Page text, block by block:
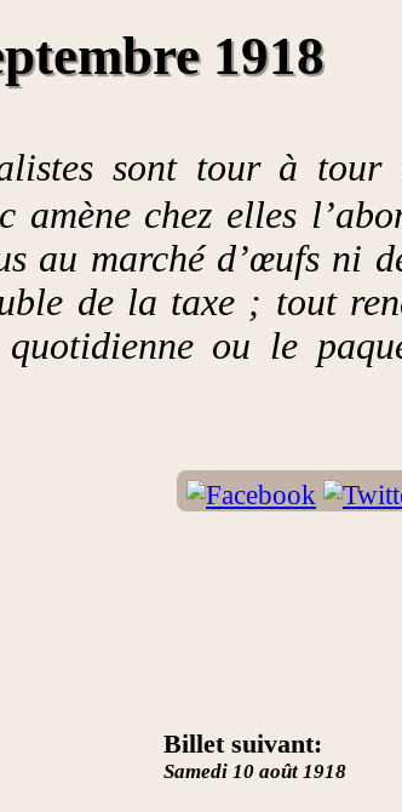
1918
sont tour à tour
chez elles
au marché d’œufs ni
de la taxe ; tout
ou le
Billet suivant:
Samedi 10 août 1918